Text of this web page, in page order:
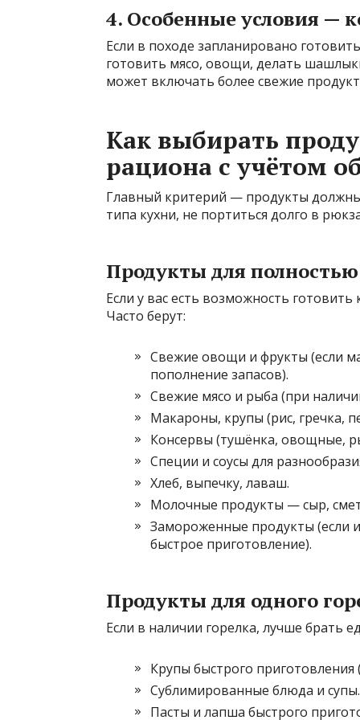
4. Особенные условия —
Если в походе запланировано
готовить мясо, овощи, делать
может включать более свежие
Как выбирать
рациона с учётом
Главный критерий — продукты
типа кухни, не портиться долго в
Продукты для
Если у вас есть возможность
Часто берут:
Свежие овощи и фрукты (если
пополнение запасов).
Свежие мясо и рыба (при
Макароны, крупы (рис, гречка,
Консервы (тушёнка, овощные,
Специи и соусы для
Хлеб, выпечку, лаваш.
Молочные продукты — сыр,
Замороженные продукты (если
быстрое приготовление).
Продукты для одного
Если в наличии горелка, лучше брать
Крупы быстрого приготовления
Сублимированные блюда и супы.
Пасты и лапша быстрого